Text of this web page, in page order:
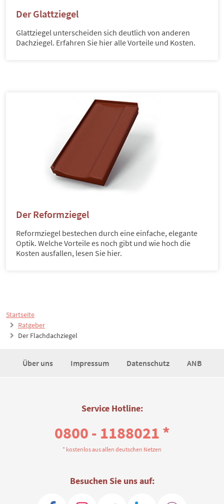
Startseite
Ratgeber
Der Flachdachziegel
Der Glattziegel
Glattziegel unterscheiden sich deutlich von anderen
Dachziegel. Erfahren Sie hier alle Vorteile und Kosten.
Der Reformziegel
Reformziegel bestechen durch eine einfache, elegante
Optik. Welche Vorteile es noch gibt und wie hoch die
Kosten ausfallen, lesen Sie hier.
Über uns Impressum Datenschutz ANB
Service Hotline:
0800 - 1188021 *
* kostenlos aus allen deutschen Netzen
Besuchen Sie uns auf: